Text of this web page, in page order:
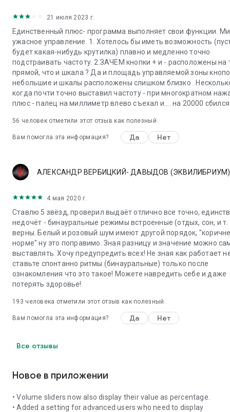
звука левого и правого каналов
настройками
•Экспорт аудио: Экспортируйте ваши звуки в виде
высококачественных аудиофайлов
•Фоновый режим: Продолжайте воспроизведение,
используя другие приложения
•Таймер: Автоматически останавливает
воспроизведение по истечении заданного времени
⚠️ Информация о безопасности и использовании
СлушайтеВнимание
органов слуха и аудиооборудования.
Научные исследования показали, что ультразвуковые
частоты НЕэффективны для отпугивания комаров. Хотя
некоторые приложения заявляют, что работают как
репелленты, генерируя ультразвук (15 000–22 000 Гц),
достоверных доказательств их использования нет.
🎯 Примеры использования
• Тестирование и калибровка аудиооборудования
наушников
• Облегчение звона в ушах и звуковая терапия
• Медитация и релаксация с помощью бинауральных
• Снотворное с помощью генерации шума
• Обучение физике волн и акустике
• Акустический анализ помещения
• Удаление воды из телефонных динамиков
21 июля 2023 г.
Единственный плюс- программа выполняет свои функции.
ужасное управление. 1. Хотелось бы иметь возможность
будет какая-нибудь крутилка) плавно и медленно точно
подстраивать частоту. 2.ЗАЧЕМ кнопки + и - расположены на
прямой, что и шкала ? Да и площадь управляемой зоны
небольшие и шкалы расположены слишком близко .
когда почти точно выставил частоту - при многократном
плюс - палец на миллиметр влево съехал и.... на 20000
56 человек отметили этот отзыв как полезный.
Вам помогла эта информация? Да Нет
АЛЕКСАНДР ВЕРБИЦКИЙ- ДАВЫДОВ (ЭКВИЛИБРИУМ)
4 мая 2020 г.
Ставлю 5 звёзд, проверил выдаёт отлично все точно,
недочёт - бинауральные режимы встроенные (отдых, сон, и т.
верны. Белый и розовый шум имеют другой порядок,
норме" ну это поправимо. Зная разницу и значение можно
выставлять. Хочу предупредить всех! Не зная как работает
ставьте спонтанно ритмы (бинауральные) только после
ознакомления что это такое! Можете навредить себе и даже
потерять здоровье!
193 человека отметили этот отзыв как полезный.
Вам помогла эта информация? Да Нет
Все отзывы
Новое в приложении
• Volume sliders now also display their value as percentage.
• Added a setting for advanced users who need to display